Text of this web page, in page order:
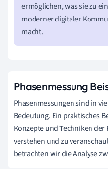
ermöglichen, was sie zu
moderner digitaler
macht.
Phasenmessung
Phasenmessungen sind in
Bedeutung. Ein praktisches
Konzepte und Techniken der
verstehen und zu
betrachten wir die Analyse